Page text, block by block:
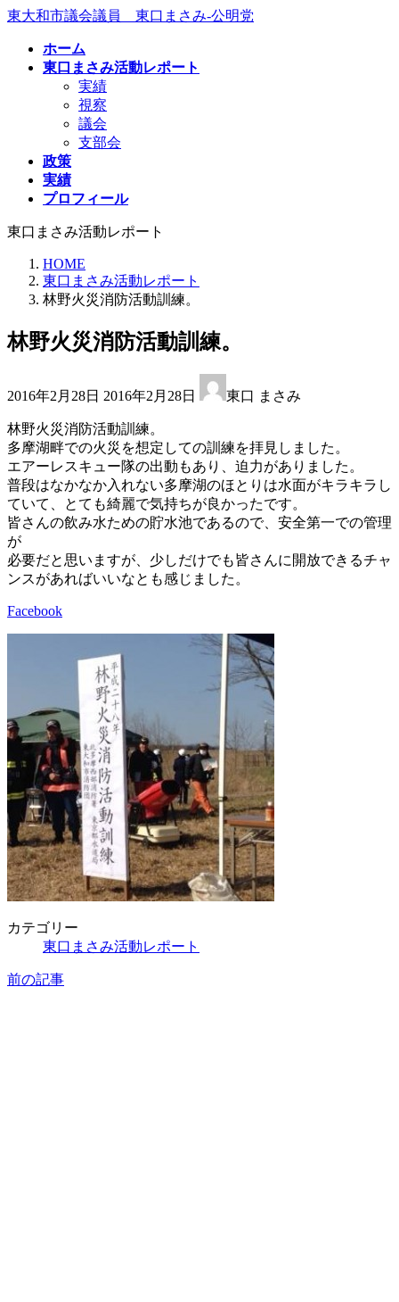
コ
ナ
東大和市議会議員 東口まさみ-公明党
ホーム
東口まさみ活動レポート
実績
視察
議会
支部会
政策
実績
プロフィール
東口まさみ活動レポート
HOME
東口まさみ活動レポート
林野火災消防活動訓練。
林野火災消防活動訓練。
2016年2月28日 終
更
新
日
時
2016年2月28日 東口 まさみ
林野火災消防活動訓練。
多摩湖畔での火災を想定しての訓練を拝見しました。
エアーレスキュー隊の出動もあり、迫力がありました。
普段はなかなか入れない多摩湖のほとりは水面がキラキラし
ていて、とても綺麗で気持ちが良かったです。
皆さんの飲み水ための貯水池であるので、安全第一での管理
が
必要だと思いますが、少しだけでも皆さんに開放できるチャ
ンスがあればいいなとも感じました。
Facebook
カテゴリー
東口まさみ活動レポート
前の記事